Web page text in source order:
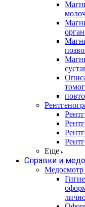
Еще
Справки и
Медосмотр